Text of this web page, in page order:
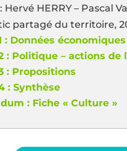
Hervé HERRY – Pascal
partagé du territoire,
: Données
: Politique – actions
: Propositions
: Synthèse
: Fiche « Culture »